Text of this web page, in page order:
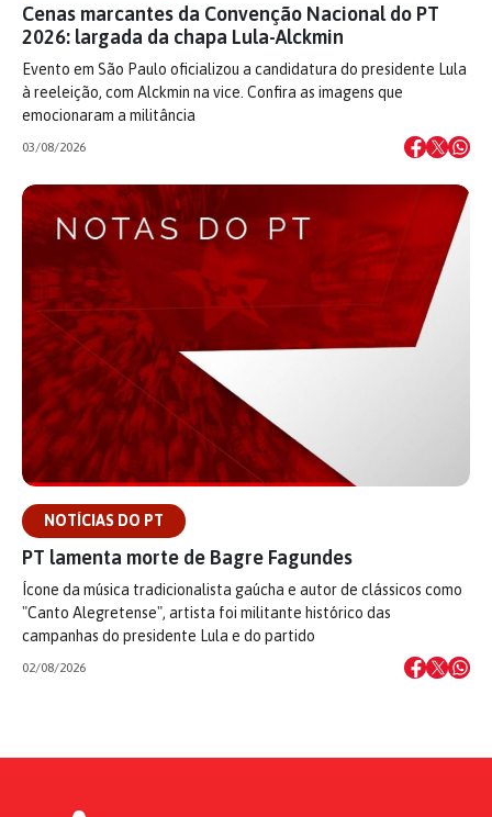
Cenas marcantes da Convenção Nacional do PT
2026: largada da chapa Lula-Alckmin
Evento em São Paulo oficializou a candidatura do presidente Lula
à reeleição, com Alckmin na vice. Confira as imagens que
emocionaram a militância
03/08/2026
NOTÍCIAS DO PT
PT lamenta morte de Bagre Fagundes
Ícone da música tradicionalista gaúcha e autor de clássicos como
"Canto Alegretense", artista foi militante histórico das
campanhas do presidente Lula e do partido
02/08/2026